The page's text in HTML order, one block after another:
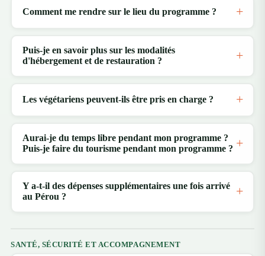
Comment me rendre sur le lieu du programme ?
Puis-je en savoir plus sur les modalités
d'hébergement et de restauration ?
Les végétariens peuvent-ils être pris en charge ?
Aurai-je du temps libre pendant mon programme ?
Puis-je faire du tourisme pendant mon programme ?
Y a-t-il des dépenses supplémentaires une fois arrivé
au Pérou ?
SANTÉ, SÉCURITÉ ET ACCOMPAGNEMENT